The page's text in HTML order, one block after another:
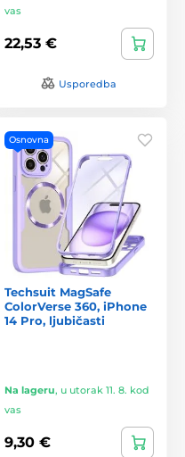
vas
22,53 €
Usporedba
Osnovna
Techsuit MagSafe
ColorVerse 360, iPhone
14 Pro, ljubičasti
Na lageru, u utorak 11. 8. kod
vas
9,30 €